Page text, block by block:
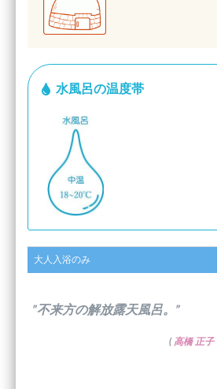
水風呂の温度帯
大人入浴のみ
”不来方の解放露天風呂。”
( 高橋 正子